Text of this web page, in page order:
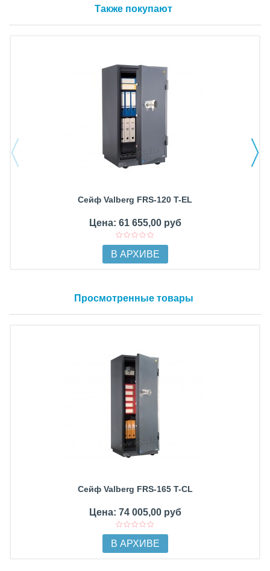
Также покупают
Сейф Valberg FRS-120 T-EL
Цена: 61 655,00 руб
В АРХИВЕ
Просмотренные товары
Сейф Valberg FRS-165 T-CL
Цена: 74 005,00 руб
В АРХИВЕ